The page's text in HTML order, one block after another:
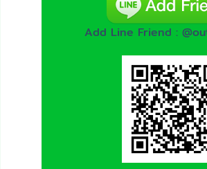
Add Line Friend :